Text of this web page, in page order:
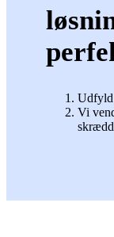
Udfyld
Vi